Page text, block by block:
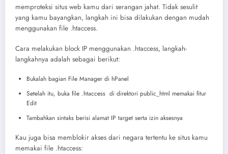
memproteksi situs web kamu dari serangan jahat. Tidak sesulit
yang kamu bayangkan, langkah ini bisa dilakukan dengan mudah
menggunakan file .htaccess.
Cara melakukan block IP menggunakan .htaccess, langkah-
langkahnya adalah sebagai berikut:
Bukalah bagian File Manager di hPanel
Setelah itu, buka file .htaccess di direktori public_html memakai fitur
Edit
Tambahkan sintaks berisi alamat IP target serta izin aksesnya
Kau juga bisa memblokir akses dari negara tertentu ke situs kamu
memakai file .htaccess: